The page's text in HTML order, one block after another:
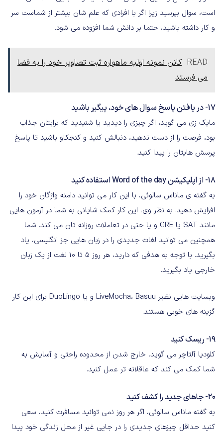
است، سوال بپرسید زیرا اگر با افرادی که علم شان بیشتر از شماست سر
و کار داشته باشید، حتما بر دانش شما افزوده می شود.
READ کانن نمونه اولیه ماهواره ثبت تصاویر خود را به فضا
می فرستد
17- در یافتن پاسخ سوال های خود، پیگیر باشید
مایک زی می گوید، اگر چیزی را دیدید یا شنیدید که برایتان جذاب
بود، فرصت را از دست ندهید، دنبالش کنید و کنجکاو باشید تا پاسخ
پرسش هایتان را پیدا کنید.
18- از اپلیکیشن Word of the day استفاده کنید
به گفته ی ماناس سالوئی، با این کار می توانید دامنه واژگان خود را
افزایش دهید. به نظر وی، این کار کمک شایانی به شما در آزمون هایی
مانند SAT یا GRE و یا حتی در تعاملات روزانه تان می کند. شما
همچنین می توانید لغات جدیدی را در زبان هایی جز انگلیسی، یاد
بگیرید. با توجه به هدفی که دارید، هر روز 5 تا 10 لغت از یک زبان
خارجی یاد بگیرید.
وبسایت هایی نظیر LiveMocha، Basuu و یا DuoLingo برای این کار
گزینه های خوبی هستند.
19- ریسک کنید
کلودیا آلتاچر می گوید، خارج شدن از محدوده راحتی و آسایش به
شما کمک می کند که عاقلانه تر عمل کنید.
20- جاهای جدید را کشف کنید
به گفته ماناس سالوئی، اگر هر روز نمی توانید مسافرت کنید، سعی
کنید حداقل چیزهای جدیدی را در جایی غیر از محل زندگی خود پیدا